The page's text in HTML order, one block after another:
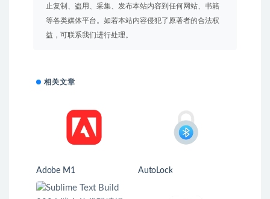
止复制、盗用、采集、发布本站内容到任何网站、书籍
等各类媒体平台。如若本站内容侵犯了原著者的合法权
益，可联系我们进行处理。
相关文章
Adobe M1 AutoLock